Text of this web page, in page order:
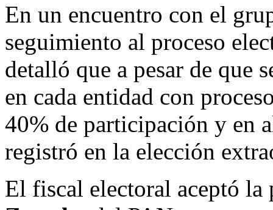
En un encuentro con el
seguimiento al proceso
detalló que a pesar de que
en cada entidad con
40% de participación y en
registró en la elección
El fiscal electoral aceptó la